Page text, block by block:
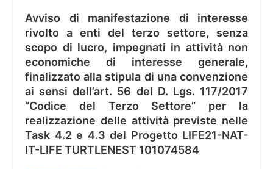
Avviso di manifestazione di interesse
rivolto a enti del terzo settore, senza
scopo di lucro, impegnati in attività non
economiche di interesse generale,
finalizzato alla stipula di una convenzione
ai sensi dell’art. 56 del D. Lgs. 117/2017
“Codice del Terzo Settore” per la
realizzazione delle attività previste nelle
Task 4.2 e 4.3 del Progetto LIFE21-NAT-
IT-LIFE TURTLENEST 101074584